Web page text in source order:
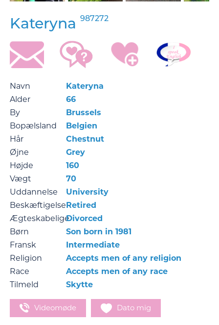
Kateryna 987272
Navn
Kateryna
Alder
66
By
Brussels
Bopælsland
Belgien
Hår
Chestnut
Øjne
Grey
Højde
160
Vægt
70
Uddannelse
University
BeskæftigelseRetired
ÆgteskabeligeDivorced
Børn
Son born in 1981
Fransk
Intermediate
Religion
Accepts men of any religion
Race
Accepts men of any race
Tilmeld
Skytte
Videomøde Dato mig